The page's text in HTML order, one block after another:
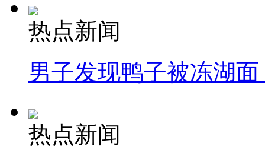
热点新闻
男子发现鸭子被冻湖
热点新闻